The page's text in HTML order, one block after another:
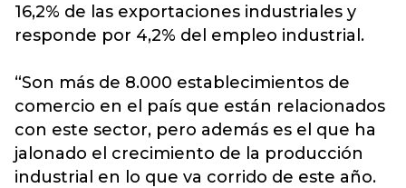
16,2% de las exportaciones industriales y
responde por 4,2% del empleo industrial.
“Son más de 8.000 establecimientos de
comercio en el país que están relacionados
con este sector, pero además es el que ha
jalonado el crecimiento de la producción
industrial en lo que va corrido de este año.